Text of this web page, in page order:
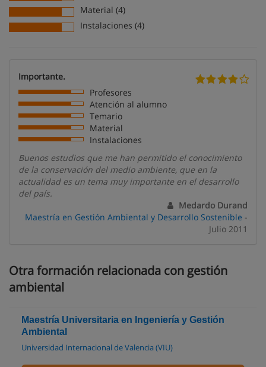
Material (4)
Instalaciones (4)
Importante.
Profesores
Atención al alumno
Temario
Material
Instalaciones
Buenos estudios que me han permitido el conocimiento
de la conservación del medio ambiente, que en la
actualidad es un tema muy importante en el desarrollo
del país.
Medardo Durand
Maestría en Gestión Ambiental y Desarrollo Sostenible -
Julio 2011
Otra formación relacionada con gestión
ambiental
Maestría Universitaria en Ingeniería y Gestión
Ambiental
Universidad Internacional de Valencia (VIU)